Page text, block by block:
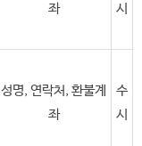
좌
시
성명, 연락처, 환불계
좌
수
시